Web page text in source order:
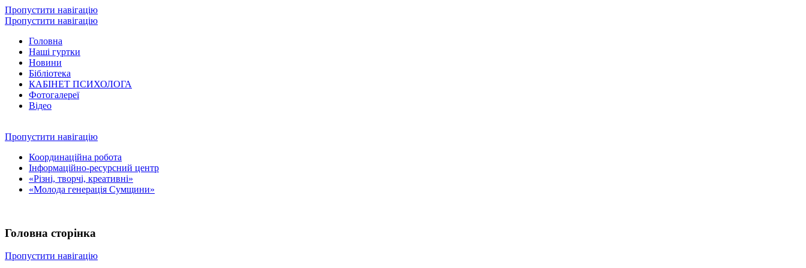
Пропустити навігацію
Пропустити навігацію
Головна
Наші гуртки
Новини
Бібліотека
КАБІНЕТ ПСИХОЛОГА
Фотогалереї
Відео
Пропустити навігацію
Координаційна робота
Інформаційно-ресурсний центр
«Різні, творчі, креативні»
«Молода генерація Сумщини»
Головна сторінка
Пропустити навігацію